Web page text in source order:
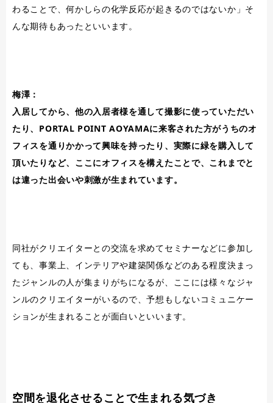
わることで、何かしらの化学反応が起きるのではないか」そ
んな期待もあったといいます。
梅澤：
入居してから、他の入居者様を通して撮影に使っていただい
たり、PORTAL POINT AOYAMAに来客された方がうちのオ
フィスを通りかかって興味を持ったり、実際に緑を購入して
頂いたりなど、ここにオフィスを構えたことで、これまでと
は違った出会いや刺激が生まれています。
同社がクリエイターとの交流を求めてセミナーなどに参加し
ても、事業上、インテリアや建築関係などのある程度決まっ
たジャンルの人が集まりがちになるが、ここには様々なジャ
ンルのクリエイターがいるので、予想もしないコミュニケー
ションが生まれることが面白いといいます。
空間を退化させることで生まれる気づき